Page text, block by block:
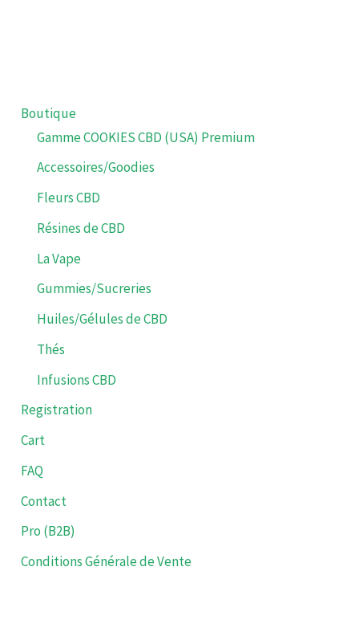
peuvent
choisies
produit
Boutique
Gamme COOKIES CBD (USA) Premium
Accessoires/Goodies
Fleurs CBD
Résines de CBD
La Vape
Gummies/Sucreries
Huiles/Gélules de CBD
Thés
Infusions CBD
Registration
Cart
FAQ
Contact
Pro (B2B)
Conditions Générale de Vente